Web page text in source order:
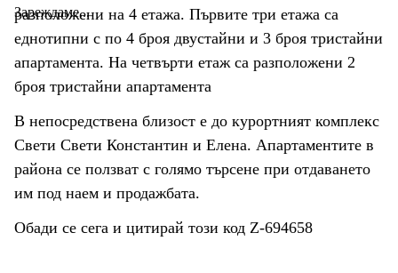
разположени на 4 етажа. Първите три етажа са
еднотипни с по 4 броя двустайни и 3 броя тристайни
апартамента. На четвърти етаж са разположени 2
броя тристайни апартамента
В непосредствена близост е до курортният комплекс
Свети Свети Константин и Елена. Апартаментите в
района се ползват с голямо търсене при отдаването
им под наем и продажбата.
Обади се сега и цитирай този код Z-694658
Зареждаме...